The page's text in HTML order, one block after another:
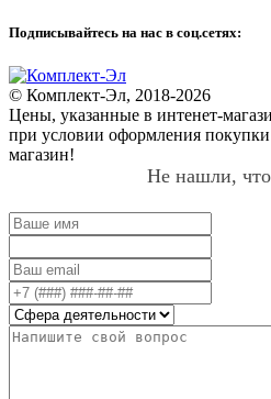
Подписывайтесь на нас в соц.сетях:
© Комплект-Эл, 2018-2026
Цены, указанные в интенет-
при условии оформления
магазин!
Не нашли,